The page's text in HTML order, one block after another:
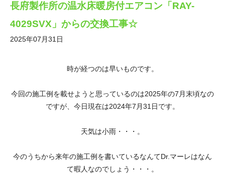
長府製作所の温水床暖房付エアコン「RAY-
4029SVX」からの交換工事☆
2025年07月31日
時が経つのは早いものです。
今回の施工例を載せようと思っているのは2025年の7月末頃なの
ですが、今日現在は2024年7月31日です。
天気は小雨・・・。
今のうちから来年の施工例を書いているなんてDr.マーレはなん
て暇人なのでしょう・・・。